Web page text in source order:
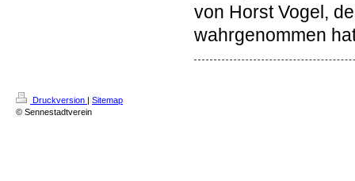
von Horst Vogel,
wahrgenommen
Druckversion | Sitemap
© Sennestadtverein